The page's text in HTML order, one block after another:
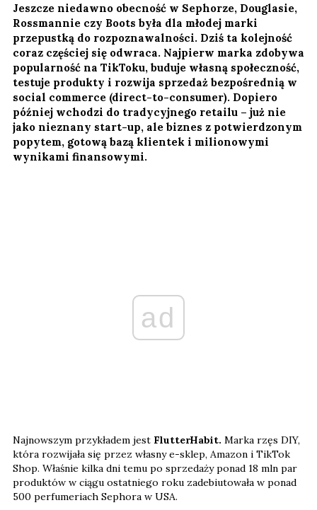
Jeszcze niedawno obecność w Sephorze, Douglasie,
Rossmannie czy Boots była dla młodej marki
przepustką do rozpoznawalności. Dziś ta kolejność
coraz częściej się odwraca. Najpierw marka zdobywa
popularność na TikToku, buduje własną społeczność,
testuje produkty i rozwija sprzedaż bezpośrednią w
social commerce (direct-to-consumer). Dopiero
później wchodzi do tradycyjnego retailu – już nie
jako nieznany start-up, ale biznes z potwierdzonym
popytem, gotową bazą klientek i milionowymi
wynikami finansowymi.
ad
Najnowszym przykładem jest FlutterHabit. Marka rzęs DIY,
która rozwijała się przez własny e-sklep, Amazon i TikTok
Shop. Właśnie kilka dni temu po sprzedaży ponad 18 mln par
produktów w ciągu ostatniego roku zadebiutowała w ponad
500 perfumeriach Sephora w USA.